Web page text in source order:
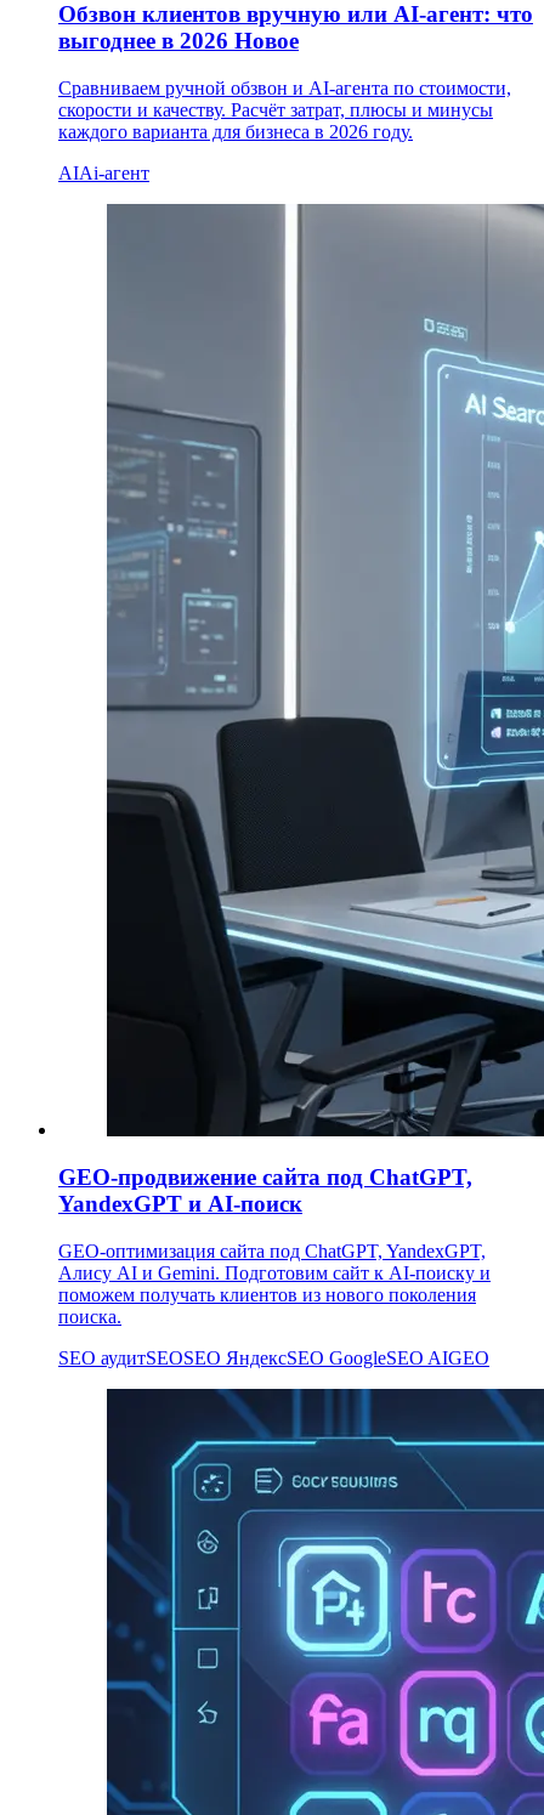
Обзвон клиентов вручную или AI-агент: что
выгоднее в 2026 Новое
Сравниваем ручной обзвон и AI-агента по стоимости,
скорости и качеству. Расчёт затрат, плюсы и минусы
каждого варианта для бизнеса в 2026 году.
AIAi-агент
GEO-продвижение сайта под ChatGPT,
YandexGPT и AI-поиск
GEO-оптимизация сайта под ChatGPT, YandexGPT,
Алису AI и Gemini. Подготовим сайт к AI-поиску и
поможем получать клиентов из нового поколения
поиска.
SEO аудитSEOSEO ЯндексSEO GoogleSEO AIGEO